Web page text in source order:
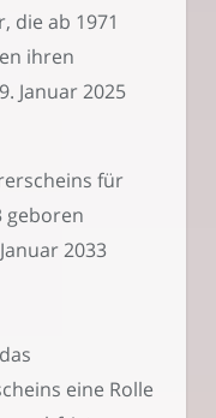
die ab 1971
ihren
Januar 2025
für
geboren
2033
eine Rolle